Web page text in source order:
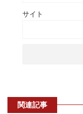
サイト
関連記事